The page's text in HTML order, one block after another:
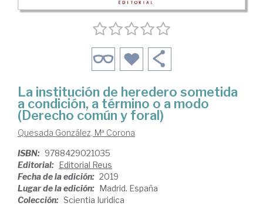
La institución de heredero sometida
a condición, a término o a modo
(Derecho común y foral)
Quesada González, Mª Corona
ISBN: 9788429021035
Editorial: Editorial Reus
Fecha de la edición: 2019
Lugar de la edición: Madrid. España
Colección: Scientia Iuridica